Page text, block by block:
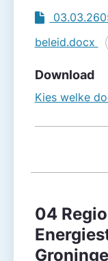
beleid.docx
Download
Kies welke
04